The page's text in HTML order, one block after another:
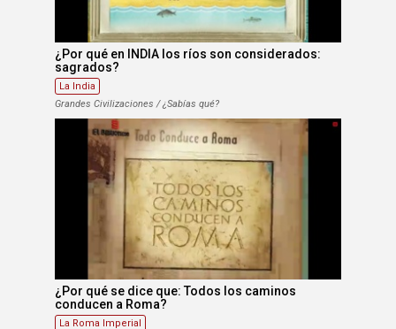
¿Por qué en INDIA los ríos son considerados:
sagrados?
La India
Grandes Civilizaciones / ¿Sabías qué?
¿Por qué se dice que: Todos los caminos
conducen a Roma?
La Roma Imperial